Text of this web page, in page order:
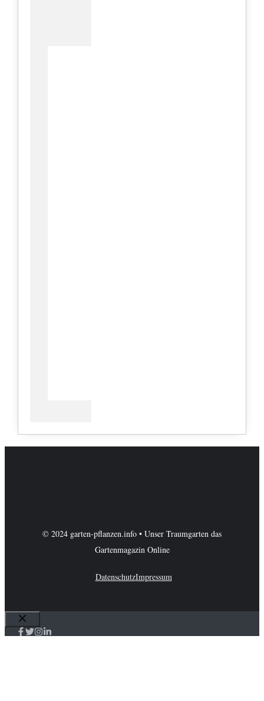
© 2024 garten-pflanzen.info • Unser Traumgarten das
Gartenmagazin Online
DatenschutzImpressum
Schließen